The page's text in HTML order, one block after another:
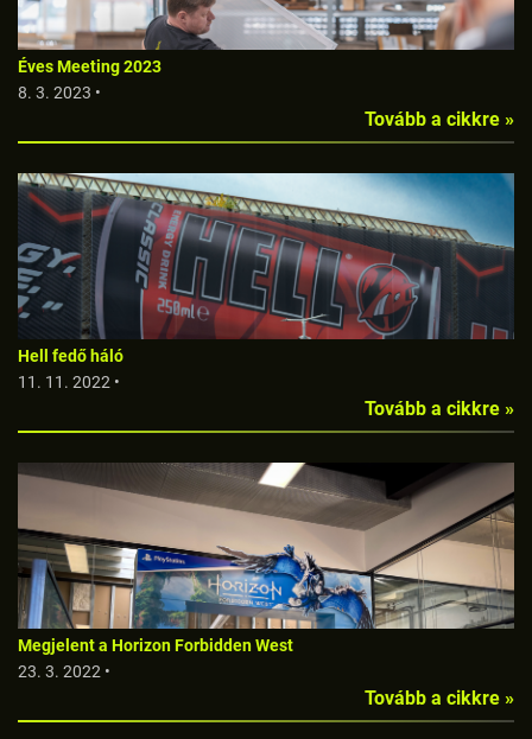
Éves Meeting 2023
8. 3. 2023 •
Tovább a cikkre »
Hell fedő háló
11. 11. 2022 •
Tovább a cikkre »
Megjelent a Horizon Forbidden West
23. 3. 2022 •
Tovább a cikkre »